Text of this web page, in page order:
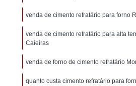
a Oleo para Fundição de Aluminio
Forno a Oleo para Fundição de
a Oleo
de Aluminio
venda de cimento refratário para forno
venda de cimento refratário para alta
Caieiras
venda de forno de cimento refratário
quanto custa cimento refratário para